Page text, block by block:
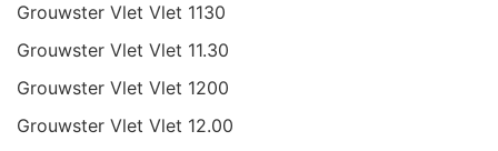
Grouwster Vlet Vlet 1130
Grouwster Vlet Vlet 11.30
Grouwster Vlet Vlet 1200
Grouwster Vlet Vlet 12.00